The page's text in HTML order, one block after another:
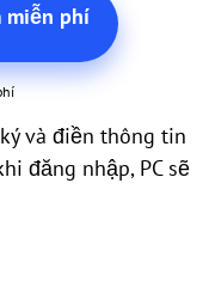
miễn phí
và điền thông tin
đăng nhập, PC sẽ